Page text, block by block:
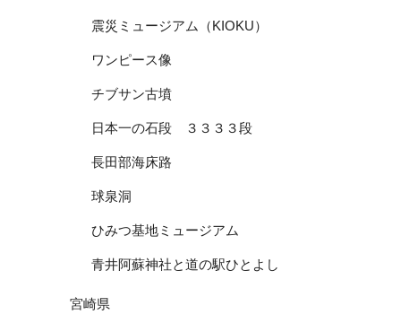
震災ミュージアム（KIOKU）
ワンピース像
チブサン古墳
日本一の石段 ３３３３段
長田部海床路
球泉洞
ひみつ基地ミュージアム
青井阿蘇神社と道の駅ひとよし
宮崎県